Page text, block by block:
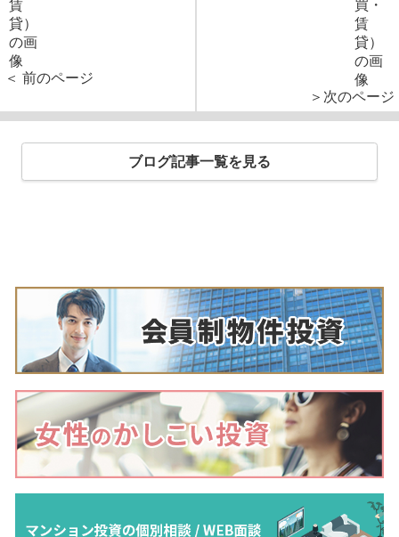
＜ 前のページ
＞次のページ
ブログ記事一覧を見る